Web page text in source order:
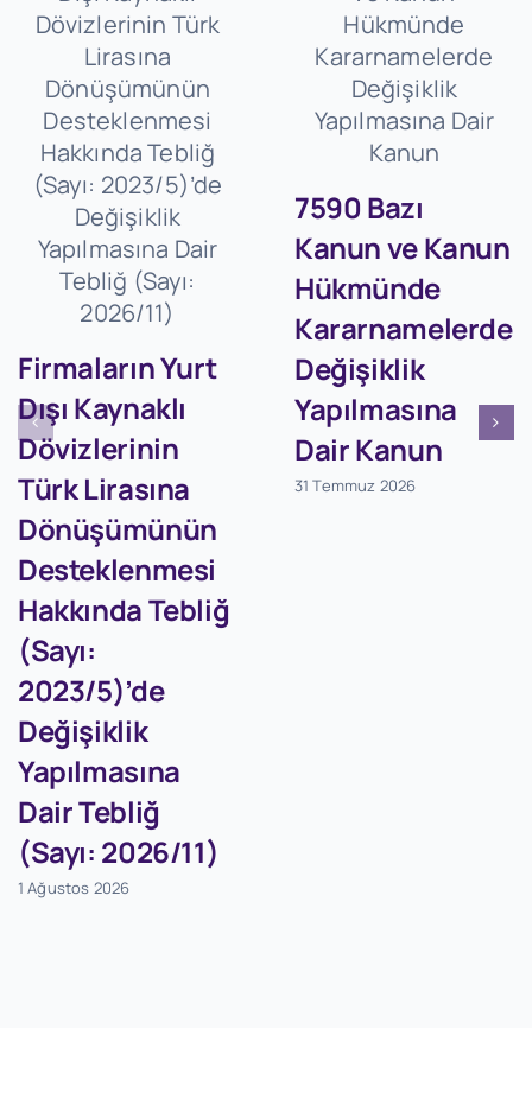
Firmaların Yurt
Dışı Kaynaklı
Dövizlerinin
Türk Lirasına
Dönüşümünün
Desteklenmesi
Hakkında Tebliğ
(Sayı:
2023/5)’de
Değişiklik
Yapılmasına
Dair Tebliğ
(Sayı: 2026/11)
1 Ağustos 2026
7590 Bazı
Kanun ve Kanun
Hükmünde
Kararnamelerde
Değişiklik
Yapılmasına
Dair Kanun
31 Temmuz 2026